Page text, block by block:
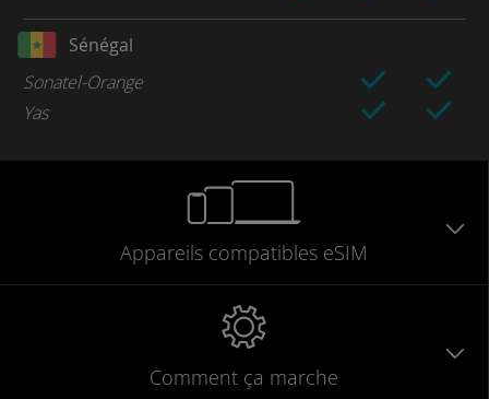
Sénégal
Sonatel-Orange
Yas
Appareils compatibles eSIM
Comment ça marche